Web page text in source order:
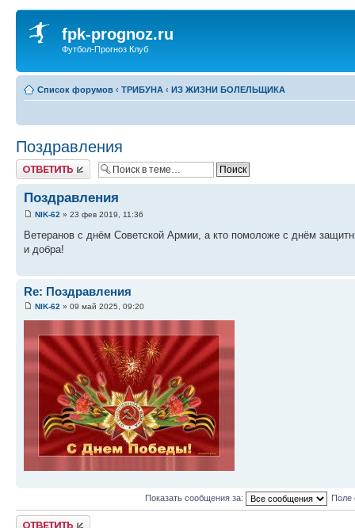
fpk-prognoz.ru
Футбол-Прогноз Клуб
Список форумов ‹ ТРИБУНА ‹ ИЗ ЖИЗНИ БОЛЕЛЬЩИКА
Поздравления
Ответить
Поздравления
NIK-62 » 23 фев 2019, 11:36
Ветеранов с днём Советской Армии, а кто помоложе с днём
и добра!
Re: Поздравления
NIK-62 » 09 май 2025, 09:20
Показать сообщения за: Поле
Ответить